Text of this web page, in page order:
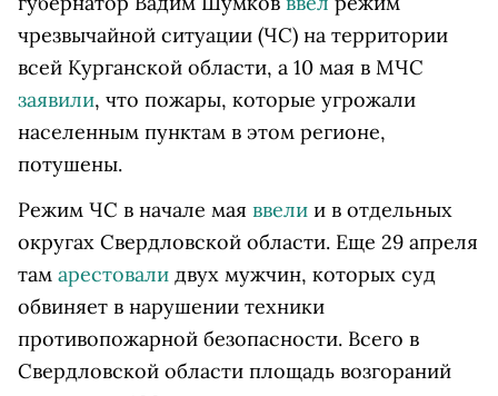
чрезвычайной ситуации (ЧС) на территории
всей Курганской области, а 10 мая в МЧС
заявили, что пожары, которые угрожали
населенным пунктам в этом регионе,
потушены.
Режим ЧС в начале мая ввели и в отдельных
округах Свердловской области. Еще 29 апреля
там арестовали двух мужчин, которых суд
обвиняет в нарушении техники
противопожарной безопасности. Всего в
Свердловской области площадь возгораний